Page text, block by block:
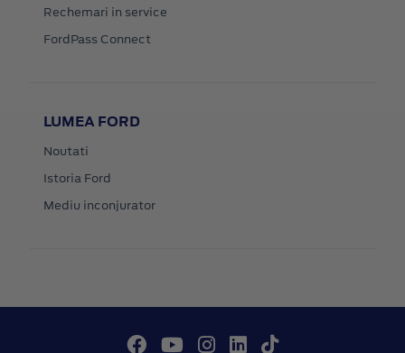
Rechemari in service
FordPass Connect
LUMEA FORD
Noutati
Istoria Ford
Mediu inconjurator